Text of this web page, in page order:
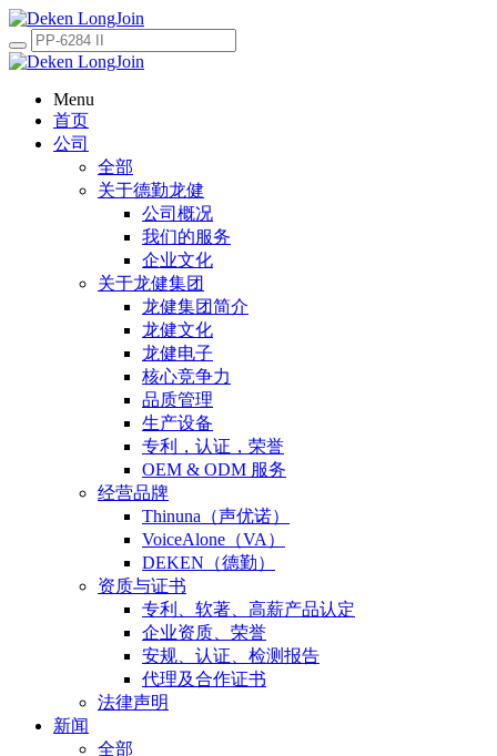
Menu
首页
公司
全部
关于德勤龙健
公司概况
我们的服务
企业文化
关于龙健集团
龙健集团简介
龙健文化
龙健电子
核心竞争力
品质管理
生产设备
专利，认证，荣誉
OEM & ODM 服务
经营品牌
Thinuna（声优诺）
VoiceAlone（VA）
DEKEN（德勤）
资质与证书
专利、软著、高薪产品认定
企业资质、荣誉
安规、认证、检测报告
代理及合作证书
法律声明
新闻
全部